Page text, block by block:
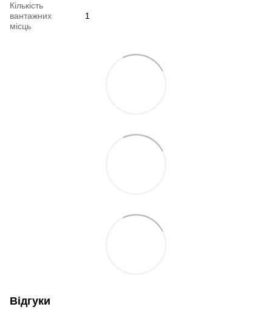
Кількість
вантажних
місць
1
Відгуки